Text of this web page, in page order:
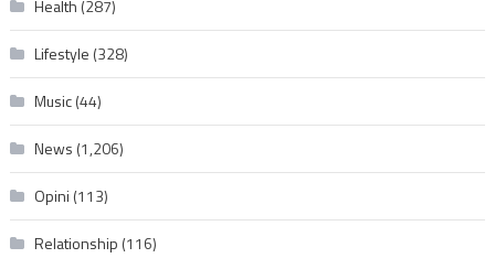
Health (287)
Lifestyle (328)
Music(44)
News (1,206)
Opini (113)
Relationship (116)